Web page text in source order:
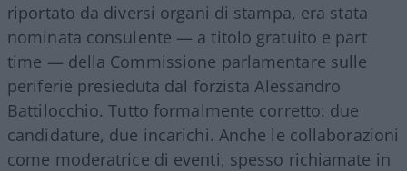
riportato da diversi organi di stampa, era stata
nominata consulente — a titolo gratuito e part
time — della Commissione parlamentare sulle
periferie presieduta dal forzista Alessandro
Battilocchio. Tutto formalmente corretto: due
candidature, due incarichi. Anche le collaborazioni
come moderatrice di eventi, spesso richiamate in